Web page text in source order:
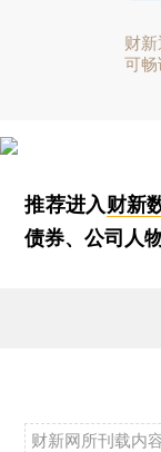
财
可畅
推荐进入财新
债券、公司人
财新网所刊载内